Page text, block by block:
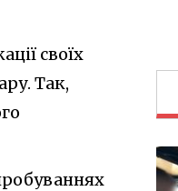
своїх
Так,